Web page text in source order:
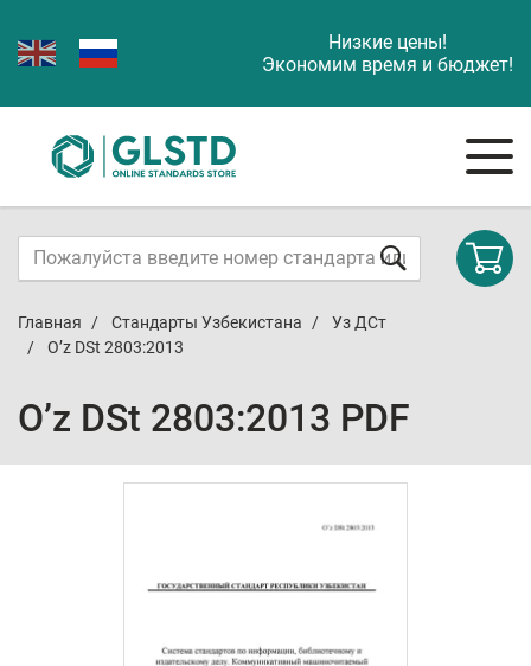
Низкие цены!
Экономим время и бюджет!
Главная Стандарты Узбекистана
Уз ДСт
O’z DSt 2803:2013
O’z DSt 2803:2013 PDF